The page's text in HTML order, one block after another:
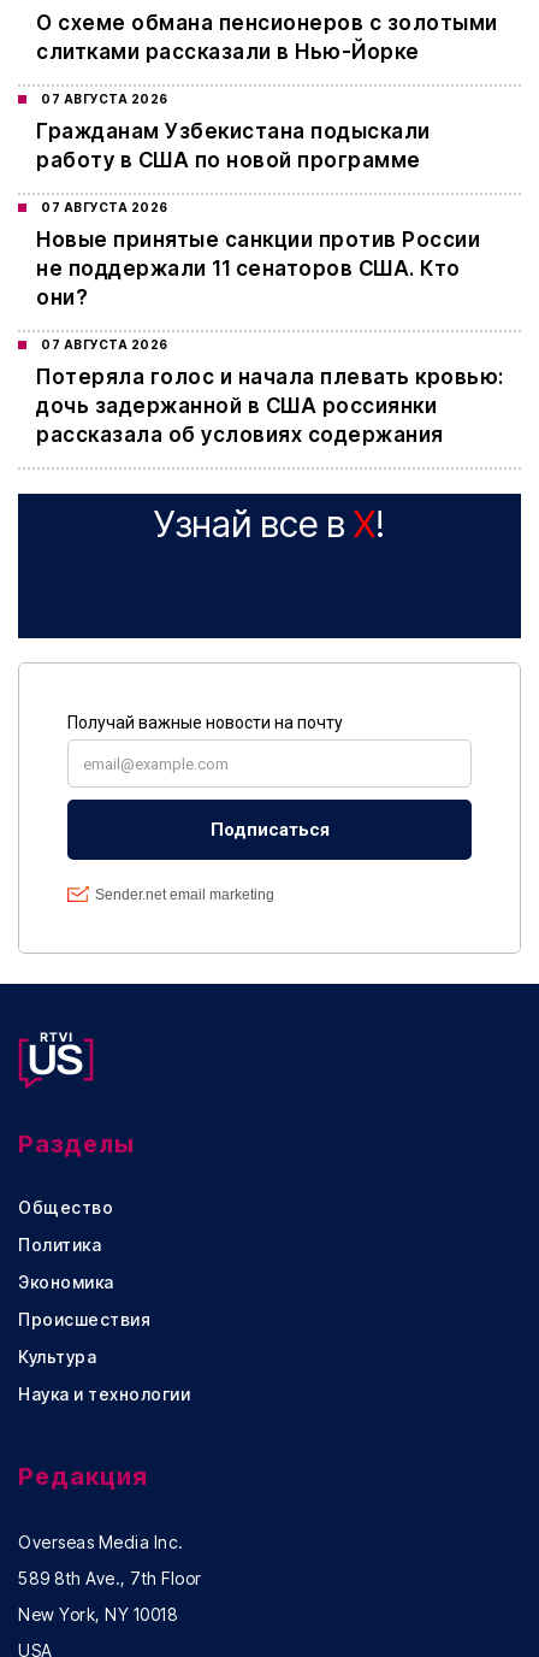
О схеме обмана пенсионеров с золотыми
слитками рассказали в Нью-Йорке
07 АВГУСТА 2026
Гражданам Узбекистана подыскали
работу в США по новой программе
07 АВГУСТА 2026
Новые принятые санкции против России
не поддержали 11 сенаторов США. Кто
они?
07 АВГУСТА 2026
Потеряла голос и начала плевать кровью:
дочь задержанной в США россиянки
рассказала об условиях содержания
Узнай все в X!
Разделы
Общество
Политика
Экономика
Происшествия
Культура
Наука и технологии
Редакция
Overseas Media Inc.
589 8th Ave., 7th Floor
New York, NY 10018
USA